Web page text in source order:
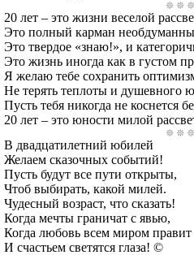
20 лет – это жизни веселой
Это полный карман
Это твердое «знаю!», и
Это жизнь иногда как в густом
Я желаю тебе сохранить
Не терять теплоты и душевного
Пусть тебя никогда не коснется
20 лет – это юности милой
В двадцатилетний юбилей
Желаем сказочных событий!
Пусть будут все пути открыты,
Чтоб выбирать, какой милей.
Чудесный возраст, что сказать!
Когда мечты граничат с явью,
Когда любовь всем миром правит
И счастьем светятся глаза! ©